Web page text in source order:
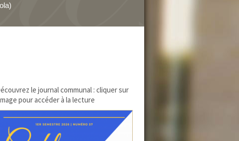
le journal communal : cliquer sur
pour accéder à la lecture